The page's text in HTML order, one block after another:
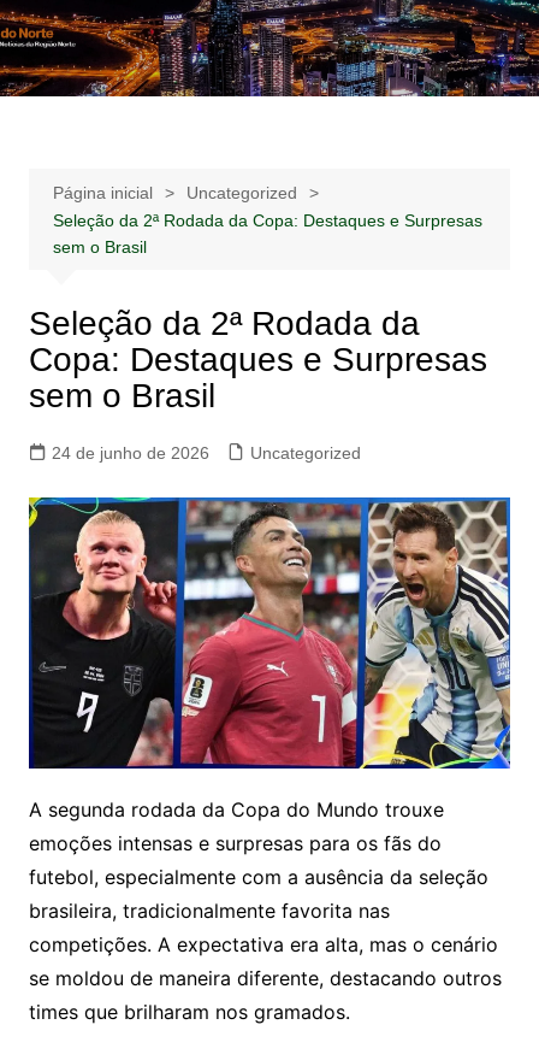
Ir
para
o
Notícias –
Publicidades –
Notícias – Publicidades – Anúncios
Página inicial
Uncategorized
Seleção da 2ª Rodada da Copa: Destaques e Surpresas
sem o Brasil
Seleção da 2ª Rodada da
Copa: Destaques e Surpresas
sem o Brasil
24 de junho de 2026 Uncategorized
A segunda rodada da Copa do Mundo trouxe
emoções intensas e surpresas para os fãs do
futebol, especialmente com a ausência da seleção
brasileira, tradicionalmente favorita nas
competições. A expectativa era alta, mas o cenário
se moldou de maneira diferente, destacando outros
times que brilharam nos gramados.